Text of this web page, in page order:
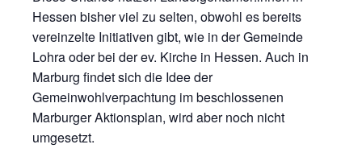
Hessen bisher viel zu selten, obwohl es bereits
vereinzelte Initiativen gibt, wie in der Gemeinde
Lohra oder bei der ev. Kirche in Hessen. Auch in
Marburg findet sich die Idee der
Gemeinwohlverpachtung im beschlossenen
Marburger Aktionsplan, wird aber noch nicht
umgesetzt.